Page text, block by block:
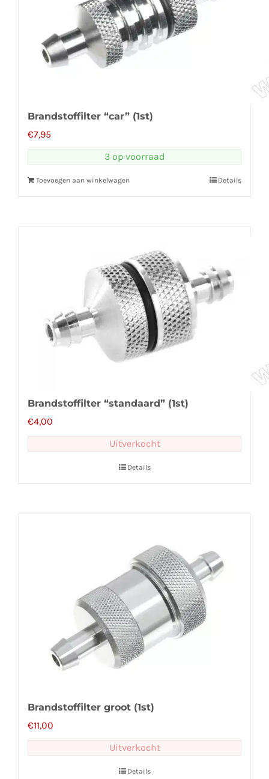
Brandstoffilter “car” (1st)
€7,95
3 op voorraad
Toevoegen aan winkelwagen Details
Brandstoffilter “standaard” (1st)
€4,00
Uitverkocht
Details
Brandstoffilter groot (1st)
€11,00
Uitverkocht
Details